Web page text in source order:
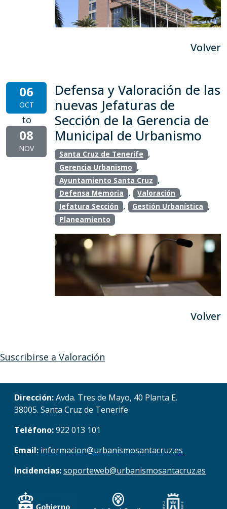
Volver
06
OCT
to
08
NOV
Defensa y Valoración de las
nuevas Jefaturas de
Sección de la Gerencia de
Municipal de Urbanismo
Santa Cruz de Tenerife ,
Gerencia Urbanismo ,
Ayuntamiento Santa Cruz ,
Defensa Memoria , Valoración ,
Jefatura Sección , Gestión Urbanística ,
Planeamiento
Volver
Suscribirse a Valoración
Dirección:Avda. Tres de Mayo, 40 Planta E.
38005. Santa Cruz de Tenerife
Teléfono:922 013 101
Email: informacion@urbanismosantacruz.es
Incidencias:soporteweb@urbanismosantacruz.es